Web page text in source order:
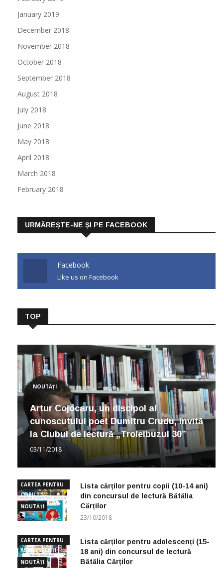
January 2019
December 2018
November 2018
October 2018
September 2018
August 2018
July 2018
June 2018
May 2018
April 2018
March 2018
February 2018
URMĂREȘTE-NE ȘI PE FACEBOOK
Facebook
Like us on Facebook
TOP
NOUTĂȚI
Artur Cojocaru, un discipol al
cunoscutului poet Dumitru Crudu, invită
la Clubul de lectură „Troleibuzul 30”
03/11/2018
CARTEA PENTRU
COPII
NOUTĂȚI
Lista cărților pentru copii (10-14 ani)
din concursul de lectură Bătălia
Cărților
23/10/2018
CARTEA PENTRU
ADOLESCENȚI
NOUTĂȚI
Lista cărților pentru adolescenți (15-
18 ani) din concursul de lectură
Bătălia Cărților